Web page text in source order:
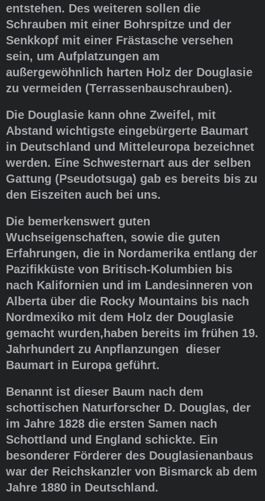
entstehen. Des weiteren sollen die
Schrauben mit einer Bohrspitze und der
Senkkopf mit einer Frästasche versehen
sein, um Aufplatzungen am
außergewöhnlich harten Holz der Douglasie
zu vermeiden (Terrassenbauschrauben).
Die Douglasie kann ohne Zweifel, mit
Abstand wichtigste eingebürgerte Baumart
in Deutschland und Mitteleuropa bezeichnet
werden. Eine Schwesternart aus der selben
Gattung (Pseudotsuga) gab es bereits bis zu
den Eiszeiten auch bei uns.
Die bemerkenswert guten
Wuchseigenschaften, sowie die guten
Erfahrungen, die in Nordamerika entlang der
Pazifikküste von Britisch-Kolumbien bis
nach Kalifornien und im Landesinneren von
Alberta über die Rocky Mountains bis nach
Nordmexiko mit dem Holz der Douglasie
gemacht wurden,haben bereits im frühen 19.
Jahrhundert zu Anpflanzungen dieser
Baumart in Europa geführt.
Benannt ist dieser Baum nach dem
schottischen Naturforscher D. Douglas, der
im Jahre 1828 die ersten Samen nach
Schottland und England schickte. Ein
besonderer Förderer des Douglasienanbaus
war der Reichskanzler von Bismarck ab dem
Jahre 1880 in Deutschland.